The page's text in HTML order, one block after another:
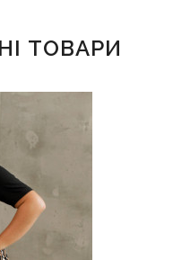
ТОВАРИ